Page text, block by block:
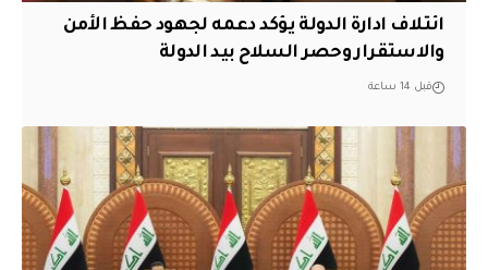
ائتلاف ادارة الدولة يؤكد دعمه لجهود حفظ الأمن
والاستقرار وحصر السلاح بيد الدولة
قبل 14 ساعة